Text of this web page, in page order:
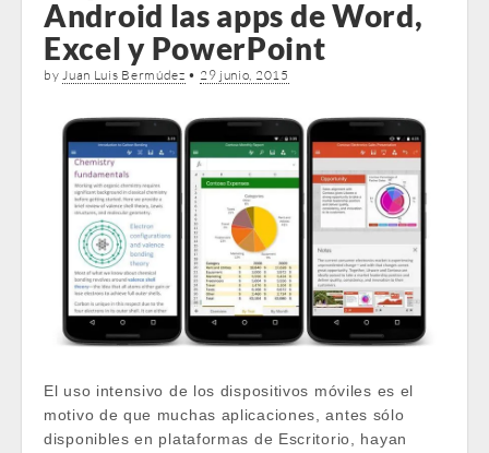
Android las apps de Word,
Excel y PowerPoint
byJuan Luis Bermúdez • 29 junio, 2015
El uso intensivo de los dispositivos móviles es el
motivo de que muchas aplicaciones, antes sólo
disponibles en plataformas de Escritorio, hayan